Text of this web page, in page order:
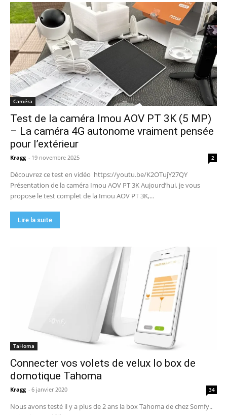
Caméra
Test de la caméra Imou AOV PT 3K (5 MP)
– La caméra 4G autonome vraiment pensée
pour l’extérieur
Kragg - 19 novembre 2025 2
Découvrez ce test en vidéo https://youtu.be/K2OTujY27QY
Présentation de la caméra Imou AOV PT 3K Aujourd’hui, je vous
propose le test complet de la Imou AOV PT 3K,...
Lire la suite
TaHoma
Connecter vos volets de velux Io box de
domotique Tahoma
Kragg - 6 janvier 2020 34
Nous avons testé il y a plus de 2 ans la box Tahoma de chez Somfy..